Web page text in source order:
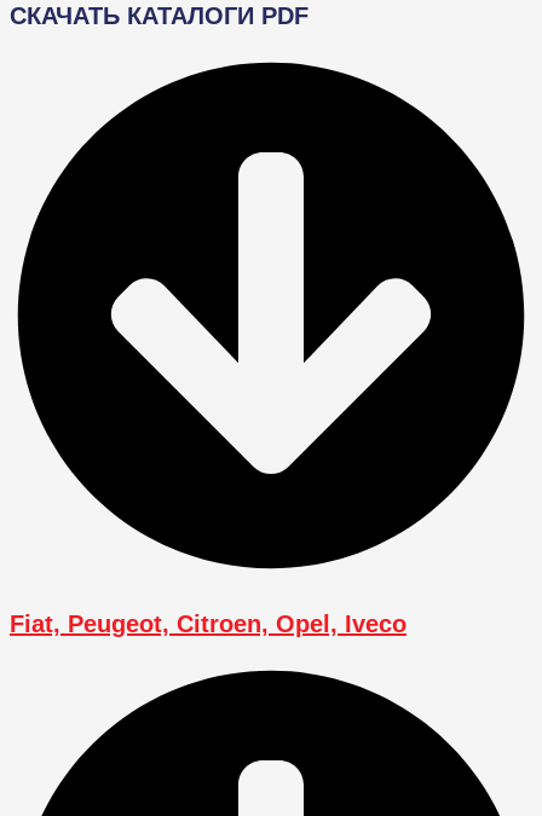
СКАЧАТЬ КАТАЛОГИ PDF
Fiat, Peugeot, Citroen, Opel, Iveco